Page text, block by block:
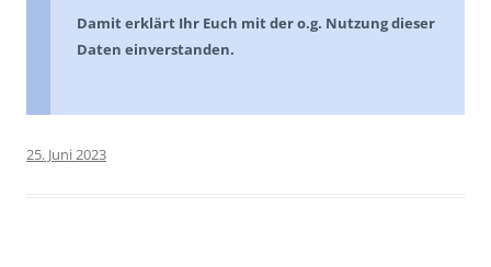
Damit erklärt Ihr Euch mit der o.g. Nutzung dieser
Daten einverstanden.
25. Juni 2023